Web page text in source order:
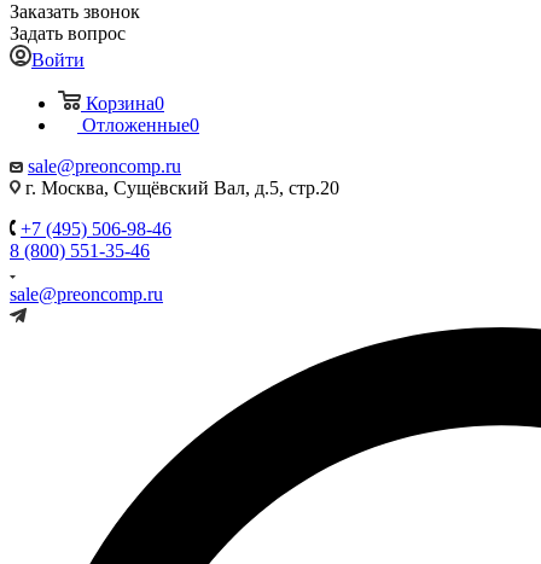
Заказать звонок
Задать вопрос
Войти
Корзина0
Отложенные0
sale@preoncomp.ru
г. Москва, Сущёвский Вал, д.5, стр.20
+7 (495) 506-98-46
8 (800) 551-35-46
sale@preoncomp.ru